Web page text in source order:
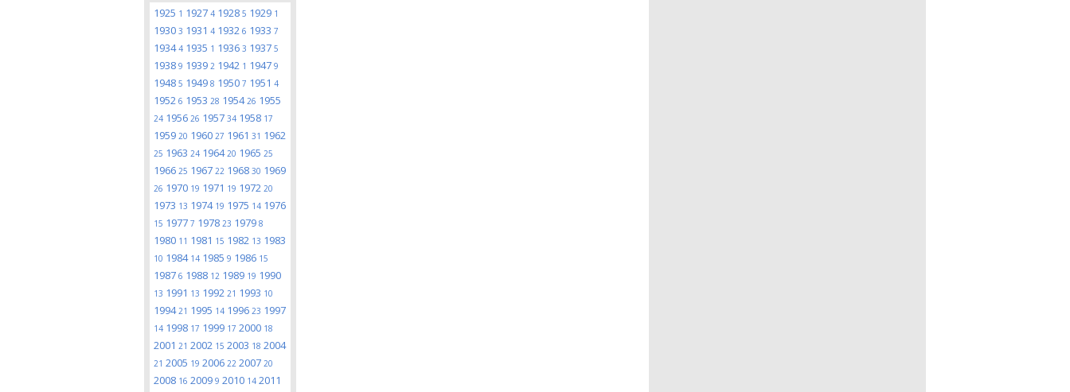
1925 1 1927 4 1928 5 1929 1
1930 3 1931 4 1932 6 1933 7
19344 1935 1 1936 3 1937 5
1938 9 1939 2 1942 1 1947 9
1948 5 1949 8 1950 7 1951 4
1952 6 1953 28 195426 1955
24 1956 26 1957 34 1958 17
1959 20 1960 27 1961 31 1962
25 1963 24 196420 1965 25
1966 25 1967 22 1968 30 1969
26 1970 19 1971 19 1972 20
1973 13 1974 19 1975 14 1976
15 1977 7 1978 23 1979 8
1980 11 1981 15 1982 13 1983
10 1984 14 1985 9 1986 15
1987 6 1988 12 1989 19 1990
13 1991 13 1992 21 1993 10
199421 1995 14 1996 23 1997
14 1998 17 1999 17 2000 18
2001 21 2002 15 2003 18 2004
21 2005 19 2006 22 2007 20
2008 16 2009 9 2010 14 2011